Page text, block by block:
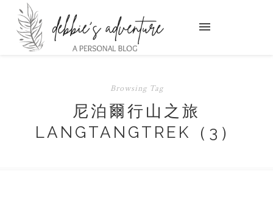
Browsing Tag
尼泊爾行山之旅
LANGTANGTREK（3）